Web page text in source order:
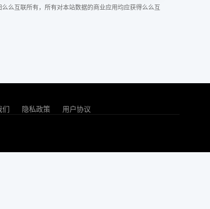
么互联所有，所有对本站数据的商业应用均应获得么么互
们 隐私政策 用户协议